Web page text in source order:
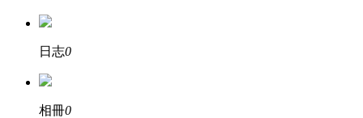
日志0
相冊0